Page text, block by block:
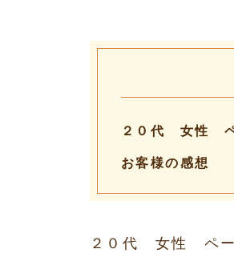
２０代 女性
お客様の感想
２０代 女性 ペ